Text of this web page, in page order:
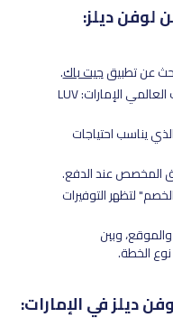
ديلز:
عن تطبيقجيت باك.
الخطوة الثانية: انسخ رمز خصم جيت باك العالمي الإمارات: LUV
يناسب احتياجات
المخصص عند الدفع.
لتظهر التوفيرات
وبين
الخطة.